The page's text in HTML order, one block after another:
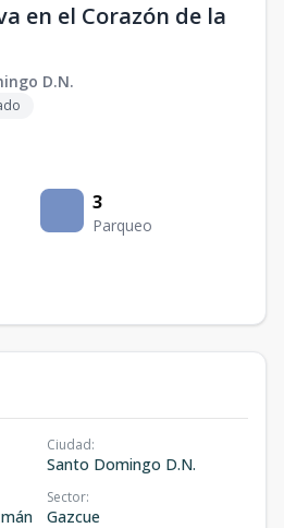
en el Corazón de la
D.N.
3
Parqueo
Ciudad:
Santo Domingo D.N.
Sector:
Gazcue